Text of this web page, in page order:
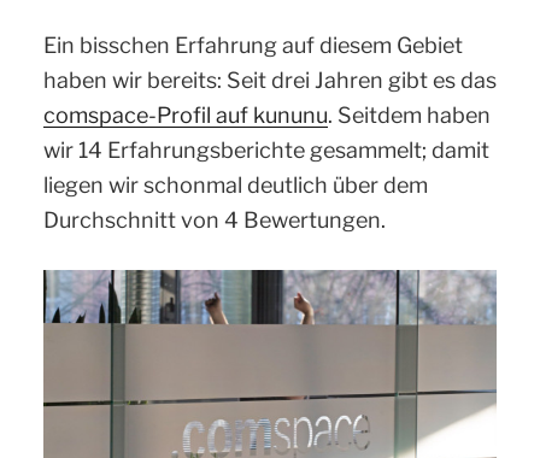
Ein bisschen Erfahrung auf diesem Gebiet
haben wir bereits: Seit drei Jahren gibt es das
comspace-Profil auf kununu. Seitdem haben
wir 14 Erfahrungsberichte gesammelt; damit
liegen wir schonmal deutlich über dem
Durchschnitt von 4 Bewertungen.